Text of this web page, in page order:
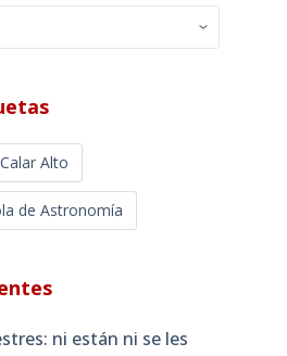
Alto
de Astronomía
ni están ni se les